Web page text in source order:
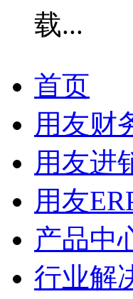
首页
用友财
用友进
用友
产品中
行业解